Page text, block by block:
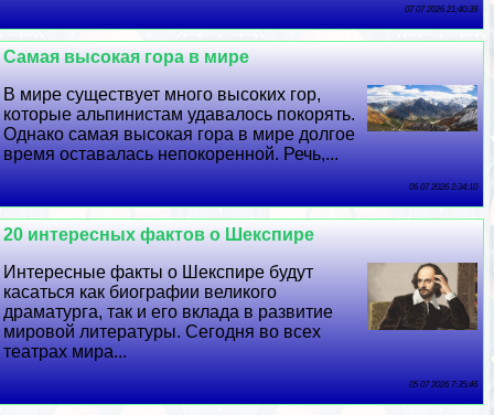
07 07 2026 21:40:39
Самая высокая гора в мире
В мире существует много высоких гор,
которые альпинистам удавалось покорять.
Однако самая высокая гора в мире долгое
время оставалась непокоренной. Речь,...
06 07 2026 2:34:10
20 интересных фактов о Шекспире
Интересные факты о Шекспире будут
касаться как биографии великого
драматурга, так и его вклада в развитие
мировой литературы. Сегодня во всех
театрах мира...
05 07 2026 7:35:46